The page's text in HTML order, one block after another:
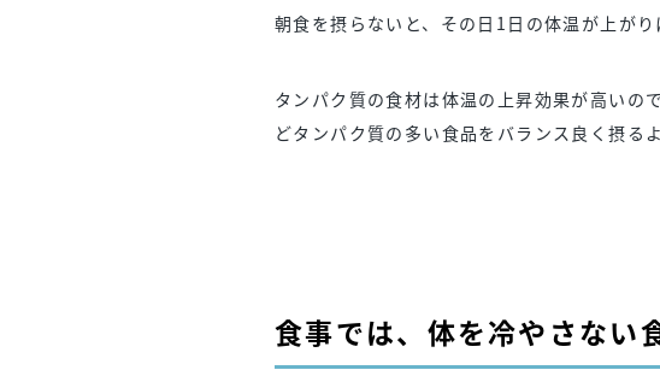
朝食を摂らないと、その日1日の体温が上がり
タンパク質の食材は体温の上昇効果が高いの
どタンパク質の多い食品をバランス良く摂る
食事では、体を冷やさない